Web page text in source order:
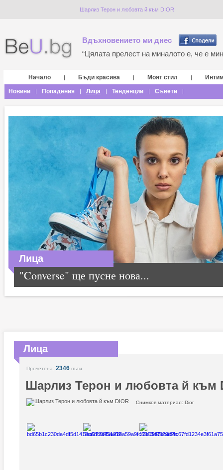
Шарлиз Терон и любовта й към DIOR
Вдъхновението ми днес
“Цялата прелест на миналото е, че е
Начало | Бъди красива | Моят стил |
Новини
| Попадения | Лица | Тенденции | Съвети |
Лица
"Converse" ще пусне нова...
Лица
Прочетена: 2346 пъти
Шарлиз Терон и любовта й към
Снимков материал: Dior